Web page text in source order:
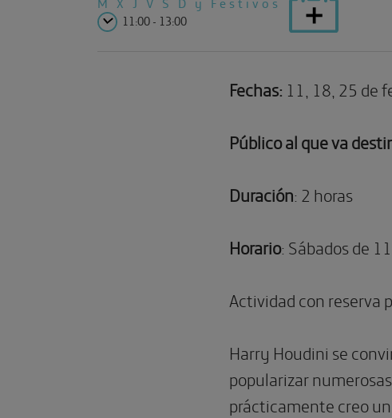
11:00 - 13:00
Fechas: 11, 18, 25 de
Público al que va
Duración: 2 horas
Horario: Sábados de
Actividad con reserva
Harry Houdini se
popularizar
prácticamente creo